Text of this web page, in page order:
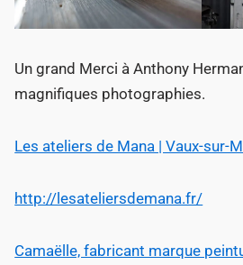
Un grand Merci à Anthony
magnifiques photographies.
Les ateliers de Mana | Vaux-sur-
http://lesateliersdemana.fr/
Camaëlle, fabricant marque